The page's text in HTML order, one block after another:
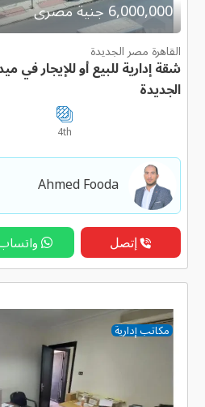
6,000,000 جنية مصرى
القاهرة مصر الجديدة
شقة إدارية للبيع أو للإيجار في
الجديدة
4th
Ahmed Fooda
إتصل
مكاتب إدارية